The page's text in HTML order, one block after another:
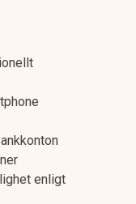
enligt